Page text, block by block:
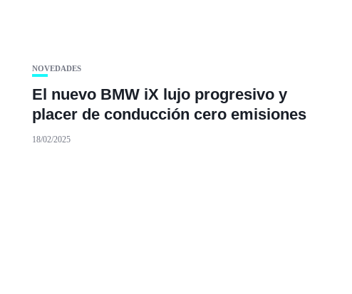
NOVEDADES
El nuevo BMW iX lujo progresivo y
placer de conducción cero emisiones
18/02/2025